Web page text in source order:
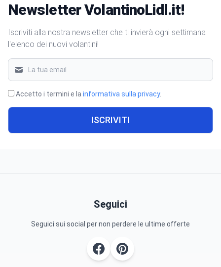
Newsletter VolantinoLidl.it!
Iscriviti alla nostra newsletter che ti invierà ogni settimana
l'elenco dei nuovi volantini!
Accetto i termini e la informativa sulla privacy.
ISCRIVITI
Seguici
Seguici sui social per non perdere le ultime offerte